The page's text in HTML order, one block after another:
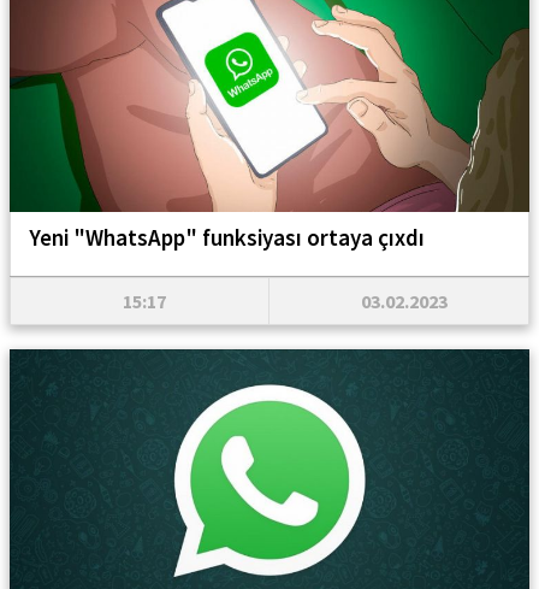
Yeni "WhatsApp" funksiyası ortaya çıxdı
15:17 03.02.2023